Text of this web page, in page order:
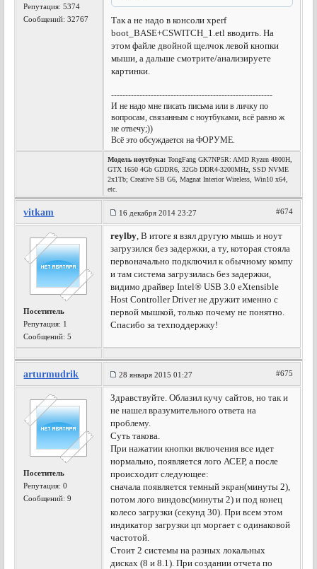
Репутация:5374
Сообщений: 32767
Так а не надо в консоли xperf
boot_BASE+CSWITCH_1.etl вводить. На
этом файле двойной щелчок левой кнопки
мыши, а дальше смотрите/анализируете
картинки.
---------------------------------------------------------
И не надо мне писать письма или в личку по
вопросам, связанным с ноутбуками, всё равно ж
не отвечу;))
Всё это обсуждается на ФОРУМЕ.
Модель ноутбука: TongFang GK7NP5R: AMD Ryzen 4800H,
GTX 1650 4Gb GDDR6, 32Gb DDR4-3200MHz, SSD NVME
2x1Tb; Creative SB G6, Magnat Interior Wireless, Win10 x64,
etc.
vitkam 16 декабря 2014 23:27 #674
Посетитель
Репутация: 1
Сообщений: 5
reylby, В итоге я взял другую мышь и ноут
загрузился без задержки, а ту, которая стояла
первоначально подключил к обычному компу
и там система загрузилась без задержки,
видимо драйвер Intel® USB 3.0 eXtensible
Host Controller Driver не дружит именно с
первой мышкой, только почему не понятно.
Спасибо за техподдержку!
arturmudrik 28 января 2015 01:27 #675
Посетитель
Репутация:0
Сообщений: 9
Здравствуйте. Облазил кучу сайтов, но так и
не нашел вразумительного ответа на
проблему.
Суть такова.
При нажатии кнопки включения все идет
нормально, появляется лого АСЕР, а после
происходит следующее:
сначала появляется темный экран(минуты 2),
потом лого виндовс(минуты 2) и под конец
колесо загрузки (секунд 30). При всем этом
индикатор загрузки цп моргает с одинаковой
частотой.
Стоит 2 системы на разных локальных
дисках (8 и 8.1). При создании отчета по